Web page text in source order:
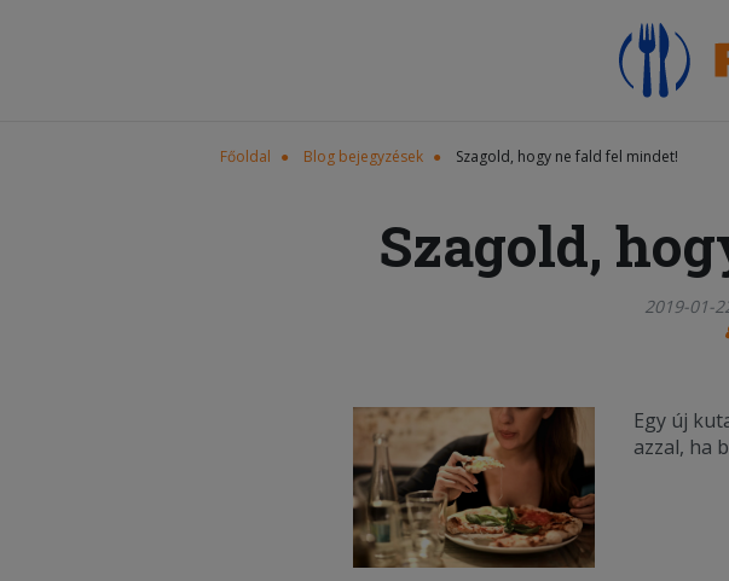
Főoldal Blog bejegyzések Szagold, hogy ne fald fel mindet!
Szagold,
2019-01-
Egy új
azzal, ha